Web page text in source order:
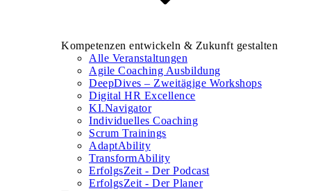
Kompetenzen entwickeln & Zukunft gestalten
Alle Veranstaltungen
Agile Coaching Ausbildung
DeepDives – Zweitägige Workshops
Digital HR Excellence
KI.Navigator
Individuelles Coaching
Scrum Trainings
AdaptAbility
TransformAbility
ErfolgsZeit - Der Podcast
ErfolgsZeit - Der Planer